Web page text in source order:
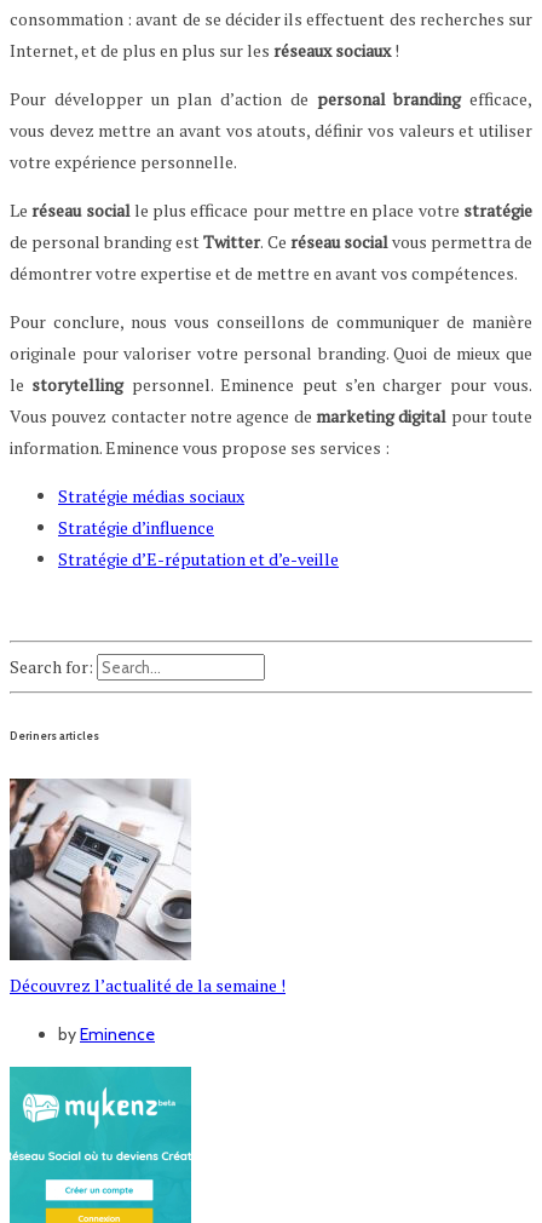
consommation : avant de se décider ils effectuent des recherches sur
Internet, et de plus en plus sur les réseaux sociaux!
Pour développer un plan d’action de personal brandingefficace,
vous devez mettre an avant vos atouts, définir vos valeurs et utiliser
votre expérience personnelle.
Leréseau socialle plus efficace pour mettre en place votre stratégie
de personal branding estTwitter. Ce réseau socialvous permettra de
démontrer votre expertise et de mettre en avant vos compétences.
Pour conclure, nous vous conseillons de communiquer de manière
originale pour valoriser votre personal branding. Quoi de mieux que
le storytellingpersonnel. Eminence peut s’en charger pour vous.
Vous pouvez contacter notre agence de marketing digital pour toute
information. Eminence vous propose ses services :
Stratégie médias sociaux
Stratégie d’influence
Stratégie d’E-réputation et d’e-veille
Search for:
Deriners articles
Découvrez l’actualité de la semaine !
byEminence